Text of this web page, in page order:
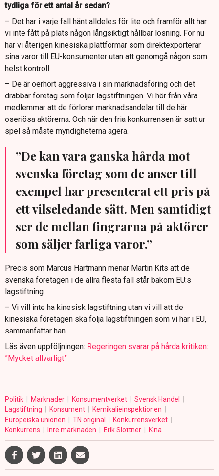
tydliga för ett antal år sedan?
– Det har i varje fall hänt alldeles för lite och framför allt har
vi inte fått på plats någon långsiktigt hållbar lösning. För nu
har vi återigen kinesiska plattformar som direktexporterar
sina varor till EU-konsumenter utan att genomgå någon som
helst kontroll.
– De är oerhört aggressiva i sin marknadsföring och det
drabbar företag som följer lagstiftningen. Vi hör från våra
medlemmar att de förlorar marknadsandelar till de här
oseriösa aktörerna. Och när den fria konkurrensen är satt ur
spel så måste myndigheterna agera.
”De kan vara ganska hårda mot
svenska företag som de anser till
exempel har presenterat ett pris på
ett vilseledande sätt. Men samtidigt
ser de mellan fingrarna på aktörer
som säljer farliga varor.”
Precis som Marcus Hartmann menar Martin Kits att de
svenska företagen i de allra flesta fall står bakom EU:s
lagstiftning.
– Vi vill inte ha kinesisk lagstiftning utan vi vill att de
kinesiska företagen ska följa lagstiftningen som vi har i EU,
sammanfattar han.
Läs även uppföljningen: Regeringen svarar på hårda kritiken:
”Mycket allvarligt”
Politik Marknader Konsumentverket
Svensk Handel
Lagstiftning
Konsument
Kemikalieinspektionen
Europeiska unionen
TN original
Konkurrensverket
Konkurrens
Inre marknaden Erik Slottner Kina